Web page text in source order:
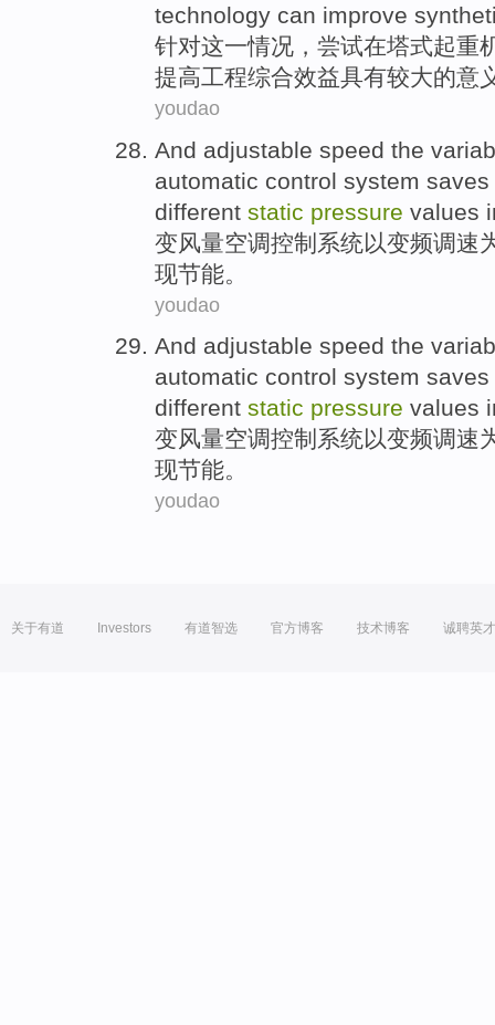
technology can improve
针对这一情况， 尝试在塔式起重
提高工程综合效益具有较大的意
youdao
And adjustable speed the
automatic control system saves
different static pressure values
变风量空调控制系统以变频调速
现节能。
youdao
And adjustable speed the
automatic control system saves
different static pressure values
变风量空调控制 系统以变频调速
现节能。
youdao
关于有道 Investors 有道智选 官方博客 技术博客 诚聘英才